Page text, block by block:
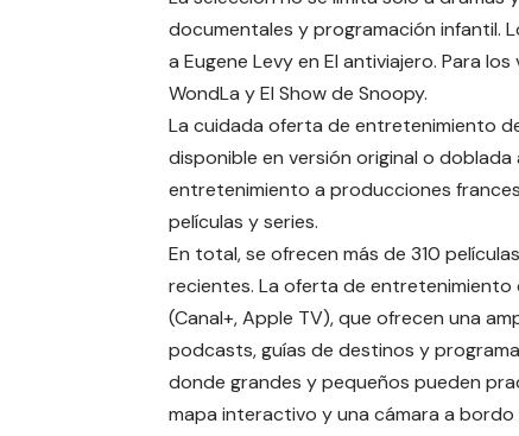
documentales y programación infantil.
a Eugene Levy en El antiviajero. Para
WondLa yEl Show de Snoopy.
La cuidada oferta de entretenimiento
disponible en versión original o
entretenimiento a producciones
películas y series.
En total, se ofrecen más de 310
recientes. La oferta de entretenimiento
(Canal+, Apple TV), que ofrecen una
podcasts, guías de destinos y
donde grandes y pequeños pueden
mapa interactivo y una cámara a